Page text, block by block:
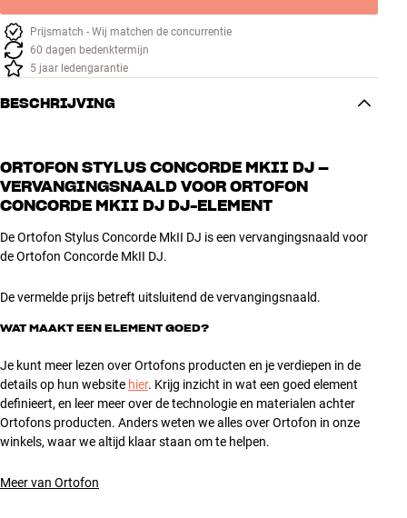
Prijsmatch - Wij matchen de concurrentie
60 dagen bedenktermijn
5 jaar ledengarantie
BESCHRIJVING
ORTOFON STYLUS CONCORDE MKII DJ –
VERVANGINGSNAALD VOOR ORTOFON
CONCORDE MKII DJ DJ-ELEMENT
De Ortofon Stylus Concorde MkII DJ is een vervangingsnaald voor
de Ortofon Concorde MkII DJ.
De vermelde prijs betreft uitsluitend de vervangingsnaald.
WAT MAAKT EEN ELEMENT GOED?
Je kunt meer lezen over Ortofons producten en je verdiepen in de
details op hun website hier. Krijg inzicht in wat een goed element
definieert, en leer meer over de technologie en materialen achter
Ortofons producten. Anders weten we alles over Ortofon in onze
winkels, waar we altijd klaar staan om te helpen.
Meer van Ortofon